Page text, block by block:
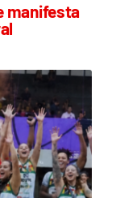
manifesta